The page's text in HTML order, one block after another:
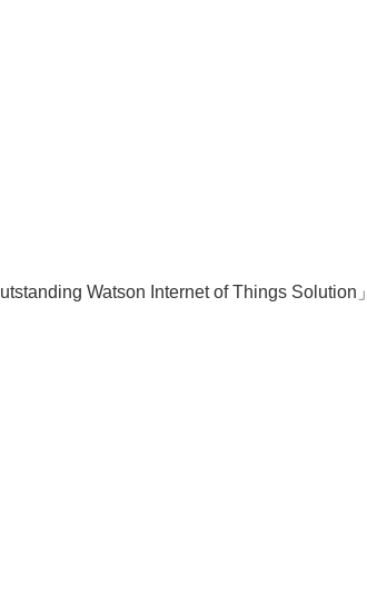
Watson Internet of Things Solution」